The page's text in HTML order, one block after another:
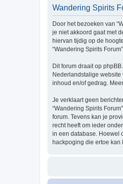
Wandering Spirits
Door het bezoeken van
je niet akkoord gaat met
hiervan tijdig op de
“Wandering Spirits
Dit forum draait op
Nederlandstalige website
inhoud en/of gedrag.
Je verklaart geen
“Wandering Spirits
forum. Tevens kan je
recht heeft om ieder
in een database. Hoewel
hackpoging die ertoe